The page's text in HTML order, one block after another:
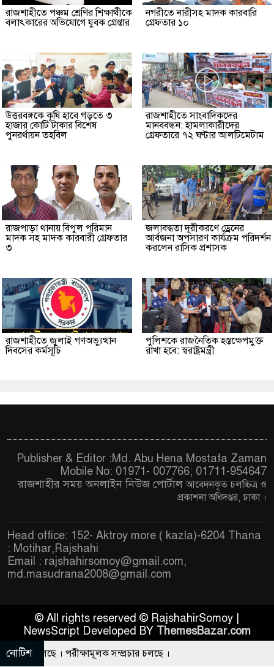
রাজশাহীতে পঞ্চম শ্রেণির শিক্ষার্থীকে
বলাৎকারের অভিযোগে যুবক গ্রেপ্তার
নগরীতে নারীসহ মাদক কারবারি
গ্রেফতার ১০
উত্তরবঙ্গকে কৃষি হাবে গড়তে ৩
হাজার কোটি টাকার বিশেষ
পুনরর্থায়ন তহবিল
রাজশাহীতে সাংবাদিকদের
মানববন্ধন: হামলাকারীদের
গ্রেফতারে ৭২ ঘণ্টার আলটিমেটাম
রাজপাড়া থানায় বিপুল পরিমান
মাদক সহ মাদক কারবারী গ্রেফতার
৩
জলাবদ্ধতা দূরীকরণে ড্রেনের
আর্বজনা অপসারণ কার্যক্রম পরিদর্শন
করলেন রাসিক প্রশাসক
রাজশাহীতে জুলাই গণঅভ্যুত্থান
দিবসের কর্মসূচি
পুলিশকে রাজনৈতিক হস্তক্ষেপমুক্ত
রাখা হবে: স্বরাষ্ট্রমন্ত্রী
Publisher & Editor :Md. Abu Hena Mostafa Zaman
Mobile No: 01971- 007766; 01711-954647
রাজশাহীর সময় অনলাইন নিউজ পোর্টালআবেদনকৃত চলচ্চিত্র ও
প্রকাশনা অধিদপ্তর, ঢাকা ।
Head office: 152- Aktroy more ( kazla)-6204 Thana
: Motihar,Rajshahi
Email : rajshahirsomoy@gmail.com,
md.masudrana2008@gmail.com
© All rights reserved © RajshahirSomoy |
NewsScript Developed BY ThemesBazar.com
নোটিশচলছে । পরীক্ষামূলক সম্প্রচার চলছে ।